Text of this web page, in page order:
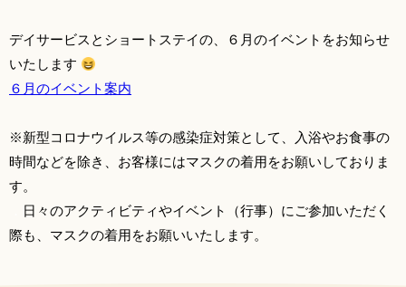
デイサービスとショートステイの、６月のイベントをお知らせ
いたします
６月のイベント案内
※新型コロナウイルス等の感染症対策として、入浴やお食事の
時間などを除き、お客様にはマスクの着用をお願いしておりま
す。
日々のアクティビティやイベント（行事）にご参加いただく
際も、マスクの着用をお願いいたします。